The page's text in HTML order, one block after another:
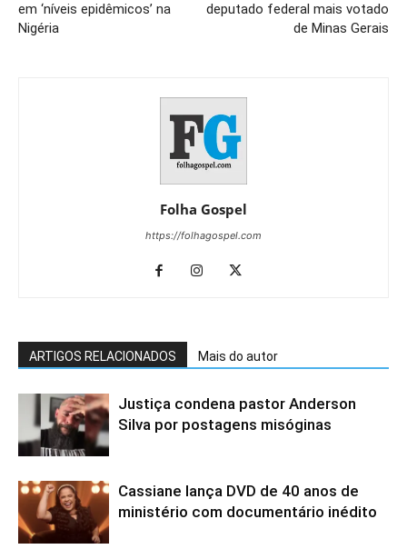
em ‘níveis epidêmicos’ na
Nigéria
deputado federal mais votado
de Minas Gerais
Folha Gospel
https://folhagospel.com
ARTIGOS RELACIONADOS Mais do autor
Justiça condena pastor Anderson
Silva por postagens misóginas
Cassiane lança DVD de 40 anos de
ministério com documentário inédito